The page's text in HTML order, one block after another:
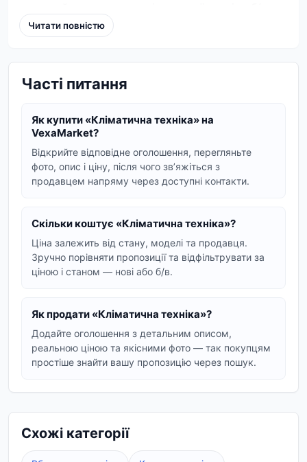
яка допоможе створити ідеальні умови у
до компактних вентиляторів – у нас є все, щоб
зробити ваш побут комфортнішим у будь-яку
пору року.
Різноманітність кліматичної
техніки на VM.IN.UA
Ми пропонуємо різноманітні пристрої для
керування мікрокліматом:
та безлопатеві моделі для циркуляції
повітря в спекотні дні.
Обігрівачі:тепловентилятори, конвектори,
приміщень.
Кондиціонери:
віконні та мобільні моделі
для створення прохолоди влітку.
вологості та чистоти повітря, що особливо
важливо в опалювальний сезон або при
наявності алергій.
Читати повністю
Часті питання
Як купити «Кліматична техніка» на
VexaMarket?
Відкрийте відповідне оголошення, перегляньте
фото, опис і ціну, після чого звʼяжіться з
продавцем напряму через доступні контакти.
Скільки коштує «Кліматична техніка»?
Ціна залежить від стану, моделі та продавця.
Зручно порівняти пропозиції та відфільтрувати за
ціною і станом — нові або б/в.
Як продати «Кліматична техніка»?
Додайте оголошення з детальним описом,
реальною ціною та якісними фото — так покупцям
простіше знайти вашу пропозицію через пошук.
Схожі категорії